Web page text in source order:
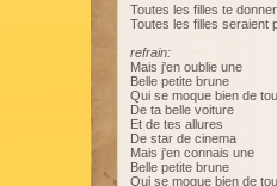
Toutes les filles te
Toutes les filles seraient
refrain:
Mais j'en oublie une
Belle petite brune
Qui se moque bien de
De ta belle voiture
Et de tes allures
De star de cinema
Mais j'en connais une
Belle petite brune
Qui se moque bien de